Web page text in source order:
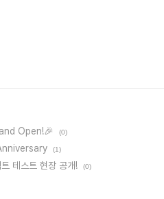
Open!🎉 (0)
(1)
테스트 현장 공개! (0)